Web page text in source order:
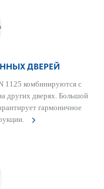
ДВЕРЕЙ
1125 комбинируются с
других дверях. Большой
гар­моничное